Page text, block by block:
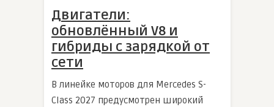
Двигатели:
обновлённый V8 и
гибриды с зарядкой от
сети
В линейке моторов для Mercedes S-
Class 2027 предусмотрен широкий